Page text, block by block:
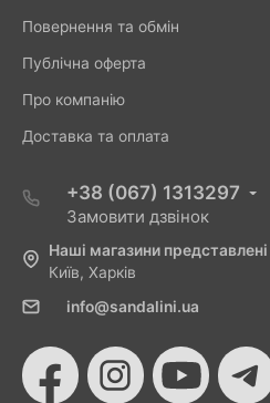
Повернення та обмін
Публічна оферта
Про компанію
Доставка та оплата
+38 (067) 1313297
Замовити дзвінок
Наші магазини представлені
Київ, Харків
info@sandalini.ua